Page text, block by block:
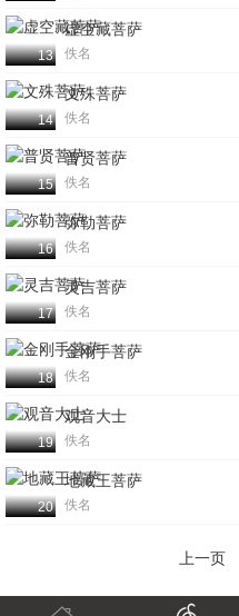
13
虚空藏菩萨
佚名
14
文殊菩萨
佚名
15
普贤菩萨
佚名
16
弥勒菩萨
佚名
17
灵吉菩萨
佚名
18
金刚手菩萨
佚名
19
观音大士
佚名
20
地藏王菩萨
佚名
上一页